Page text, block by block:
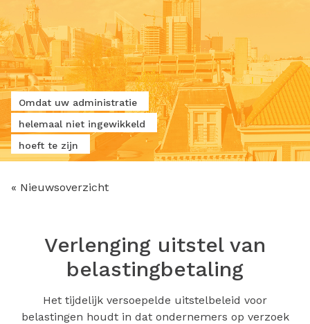
Omdat uw administratie
helemaal niet ingewikkeld
hoeft te zijn
« Nieuwsoverzicht
Verlenging uitstel van
belastingbetaling
Het tijdelijk versoepelde uitstelbeleid voor
belastingen houdt in dat ondernemers op verzoek